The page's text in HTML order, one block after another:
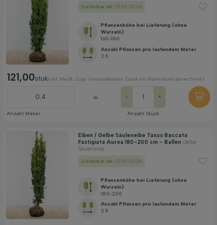
Lieferbar ab: 21.09.2026
Pflanzenhöhe bei Lieferung (ohne
Wurzeln)
160-180
Anzahl Pflanzen pro laufendem Meter
2.5
121,00stukInkl. MwSt. Zzgl. Versandkosten (wird im Warenkorb berechnet)
Anzahl Meter
= - +
Anzahl Stück
Eiben / Gelbe Säuleneibe Taxus Baccata
Fastigiata Aurea 180-200 cm - Ballen Gelbe
Säuleneibe
Lieferbar ab: 21.09.2026
Pflanzenhöhe bei Lieferung (ohne
Wurzeln)
180-200
Anzahl Pflanzen pro laufendem Meter
2.5